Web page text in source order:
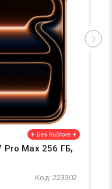
Max 256 ГБ,
Код: 223302